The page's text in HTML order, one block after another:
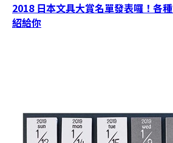
2018 日本文具大賞名單發表囉！各
紹給你